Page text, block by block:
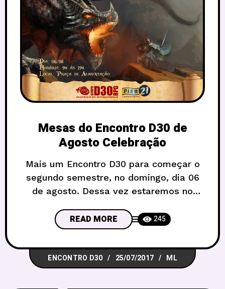
Mesas do Encontro D30 de
Agosto Celebração
Mais um Encontro D30 para começar o
segundo semestre, no domingo, dia 06
de agosto. Dessa vez estaremos no
19h. Mestres ainda podem se inscrever
nesse link, e os jogadores não precisam
se inscrever, basta chegar lá e se
divertir. Esse é um evento para todo
READ MORE 245
ENCONTRO D30 25/07/2017 ML